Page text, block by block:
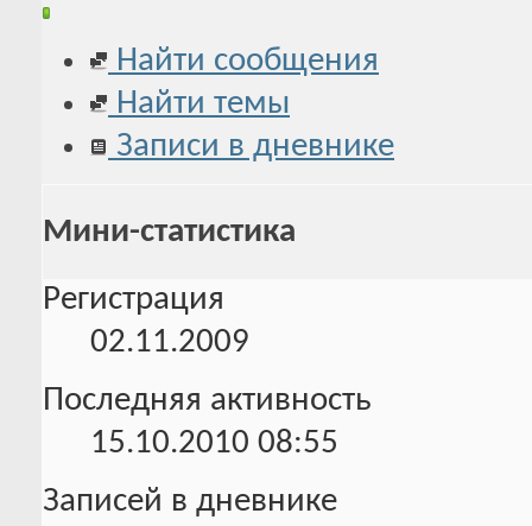
Найти сообщения
Найти темы
Записи в дневнике
Мини-статистика
Регистрация
02.11.2009
Последняя активность
15.10.2010 08:55
Записей в дневнике